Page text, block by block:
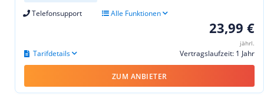
Telefonsupport Alle Funktionen
23,99 €
jährl.
Vertragslaufzeit: 1 Jahr
Tarifdetails
ZUM ANBIETER